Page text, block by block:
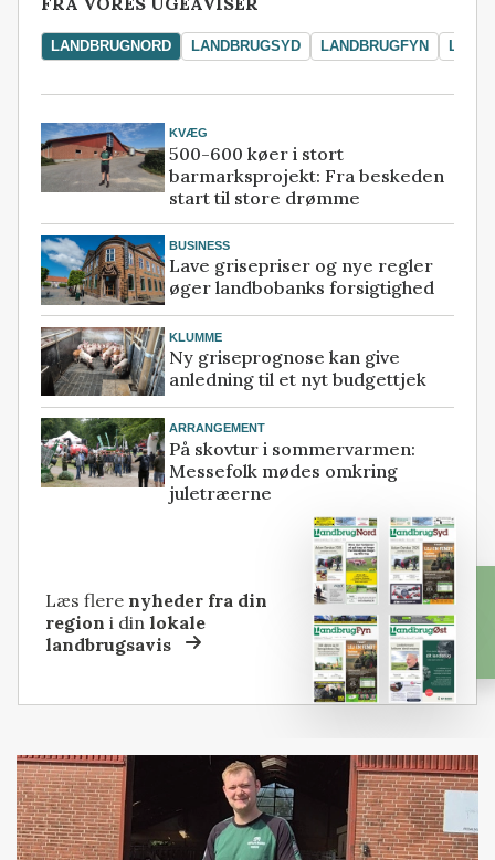
LANDBRUGNORD LANDBRUGSYD LANDBRUGFYN
KVÆG
500-600 køer i stort
barmarksprojekt: Fra beskeden
start til store drømme
BUSINESS
Lave grisepriser og nye regler
øger landbobanks forsigtighed
KLUMME
Ny griseprognose kan give
anledning til et nyt budgettjek
ARRANGEMENT
På skovtur i sommervarmen:
Messefolk mødes omkring
juletræerne
Læs flere nyheder fra din
region i dinlokale
landbrugsavis